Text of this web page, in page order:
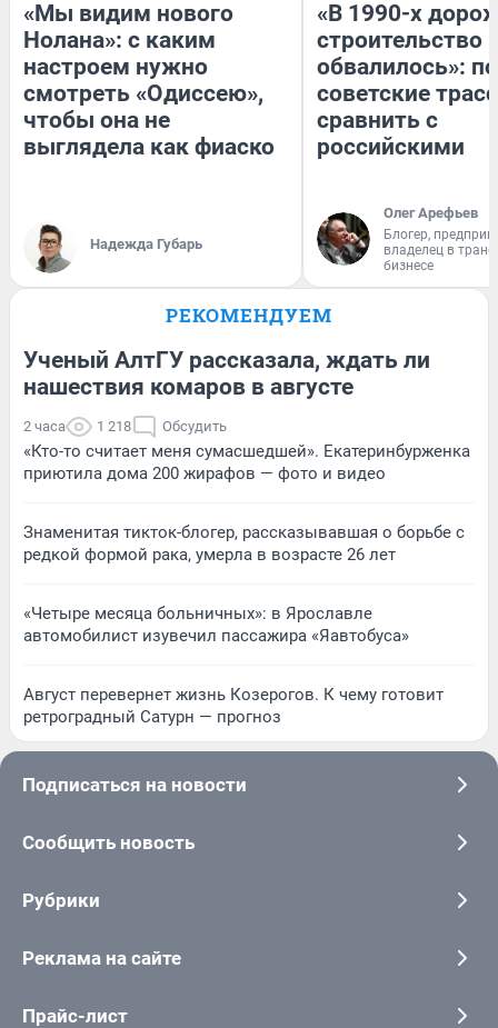
«Мы видим нового
Нолана»: с каким
настроем нужно
смотреть «Одиссею»,
чтобы она не
выглядела как фиаско
Надежда Губарь
«В 1990-х
строительство
обвалилось»:
советские
сравнить с
российскими
Олег Арефьев
Блогер,
владелец в
бизнесе
РЕКОМЕНДУЕМ
Ученый АлтГУ рассказала, ждать ли
нашествия комаров в августе
2 часа 1 218 Обсудить
«Кто-то считает меня сумасшедшей». Екатеринбурженка
приютила дома 200 жирафов — фото и видео
Знаменитая тикток-блогер, рассказывавшая о борьбе с
редкой формой рака, умерла в возрасте 26 лет
«Четыре месяца больничных»: в Ярославле
автомобилист изувечил пассажира «Яавтобуса»
Август перевернет жизнь Козерогов. К чему готовит
ретроградный Сатурн — прогноз
Подписаться на новости
Сообщить новость
Рубрики
Реклама на сайте
Прайс-лист